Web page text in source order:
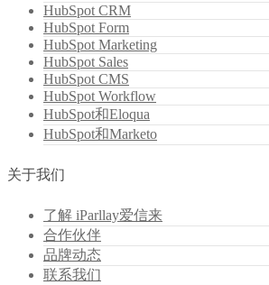
HubSpot CRM
HubSpot Form
HubSpot Marketing
HubSpot Sales
HubSpot CMS
HubSpot Workflow
HubSpot和Eloqua
HubSpot和Marketo
关于我们
了解 iParllay爱信来
合作伙伴
品牌动态
联系我们